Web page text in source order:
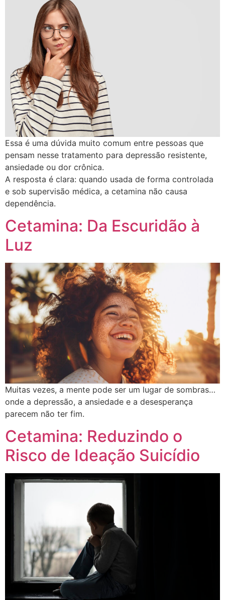
Essa é uma dúvida muito comum entre pessoas que
pensam nesse tratamento para depressão resistente,
ansiedade ou dor crônica.
A resposta é clara: quando usada de forma controlada
e sob supervisão médica, a cetamina não causa
dependência.
Cetamina: Da Escuridão à
Luz
Muitas vezes, a mente pode ser um lugar de sombras…
onde a depressão, a ansiedade e a desesperança
parecem não ter fim.
Cetamina: Reduzindo o
Risco de Ideação Suicídio